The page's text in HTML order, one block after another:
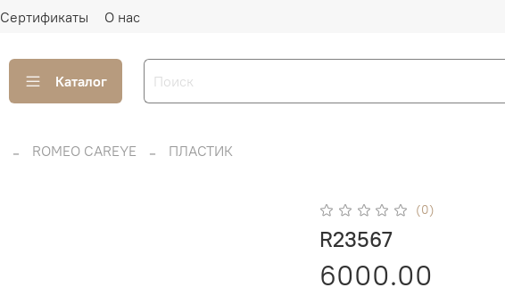
Сертификаты О нас
Каталог
ROMEO CAREYE ПЛАСТИК
(0)
R23567
6000.00